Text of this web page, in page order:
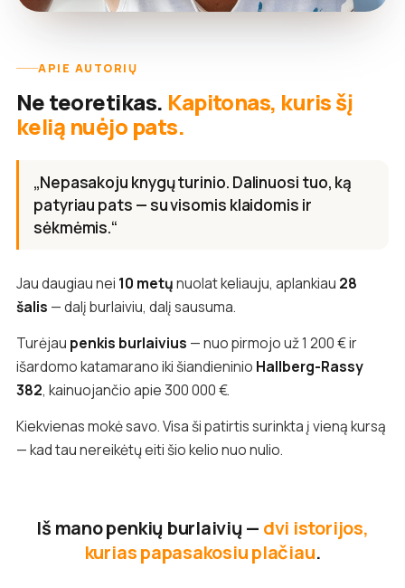
APIE AUTORIŲ
Ne teoretikas. Kapitonas, kuris šį
kelią nuėjo pats.
„Nepasakoju knygų turinio. Dalinuosi tuo, ką
patyriau pats — su visomis klaidomis ir
sėkmėmis.“
Jau daugiau nei 10 metųnuolat keliauju, aplankiau 28
šalis — dalį burlaiviu, dalį sausuma.
Turėjau penkis burlaivius — nuo pirmojo už 1 200 € ir
išardomo katamarano iki šiandieninio Hallberg-Rassy
382, kainuojančio apie 300 000 €.
Kiekvienas mokė savo. Visa ši patirtis surinkta į vieną kursą
— kad tau nereikėtų eiti šio kelio nuo nulio.
Iš mano penkių burlaivių — dvi istorijos,
kurias papasakosiu plačiau.